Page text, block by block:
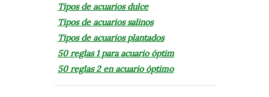
Tipos de acuarios dulce
Tipos de acuarios salinos
Tipos de acuarios plantados
50 reglas 1 para acuario óptim
50 reglas 2 en acuario óptimo